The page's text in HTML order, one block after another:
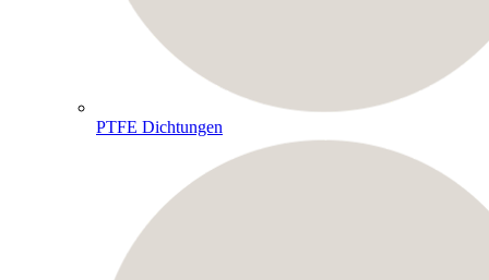
PTFE Dichtungen